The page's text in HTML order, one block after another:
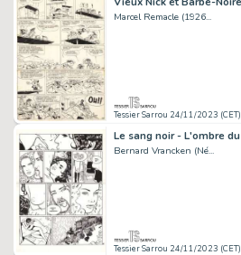
Marcel Remacle (1926...
Tessier Sarrou 24/11/2023 (CET)
Bernard Vrancken (Né...
Tessier Sarrou 24/11/2023 (CET)